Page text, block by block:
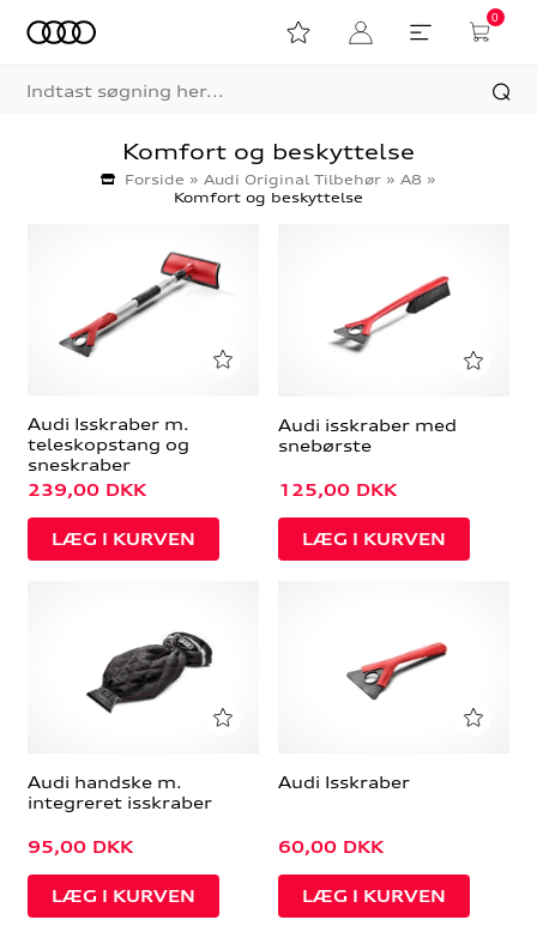
0
Komfort og beskyttelse
Forside » Audi Original Tilbehør» A8 »
Komfort og beskyttelse
Audi Isskraber m.
teleskopstang og
sneskraber
239,00 DKK
Audi isskraber med
snebørste
125,00 DKK
Audi handske m.
integreret isskraber
95,00 DKK
Audi Isskraber
60,00 DKK